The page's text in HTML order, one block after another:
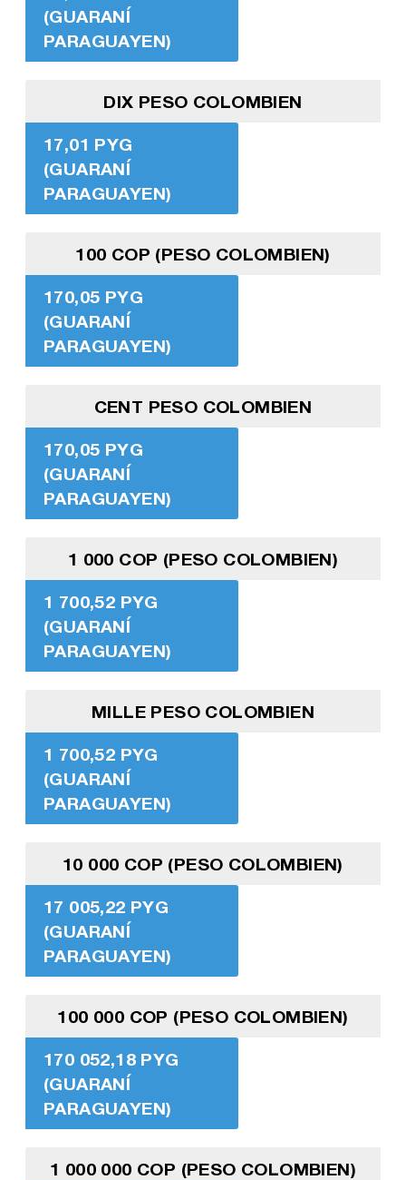
(GUARANÍ
PARAGUAYEN)
DIX PESO COLOMBIEN
17,01 PYG
(GUARANÍ
PARAGUAYEN)
100 COP (PESO COLOMBIEN)
170,05 PYG
(GUARANÍ
PARAGUAYEN)
CENT PESO COLOMBIEN
170,05 PYG
(GUARANÍ
PARAGUAYEN)
1 000 COP (PESO COLOMBIEN)
1 700,52 PYG
(GUARANÍ
PARAGUAYEN)
MILLE PESO COLOMBIEN
1 700,52 PYG
(GUARANÍ
PARAGUAYEN)
10 000 COP (PESO COLOMBIEN)
17 005,22 PYG
(GUARANÍ
PARAGUAYEN)
100 000 COP (PESO COLOMBIEN)
170 052,18 PYG
(GUARANÍ
PARAGUAYEN)
1 000 000 COP (PESO COLOMBIEN)